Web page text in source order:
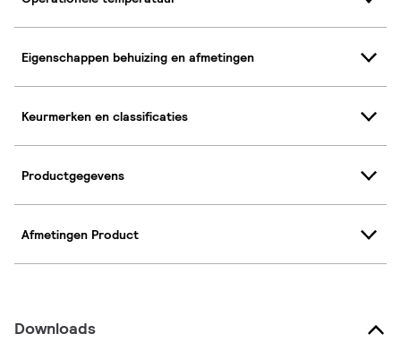
Eigenschappen behuizing en afmetingen
Keurmerken en classificaties
Productgegevens
Afmetingen Product
Downloads